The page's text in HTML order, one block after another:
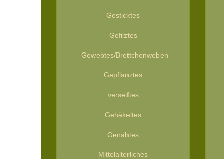
Gesticktes
Gefilztes
Gewebtes/Brettchenweben
Gepflanztes
verseiftes
Gehäkeltes
Genähtes
Mittelalterliches